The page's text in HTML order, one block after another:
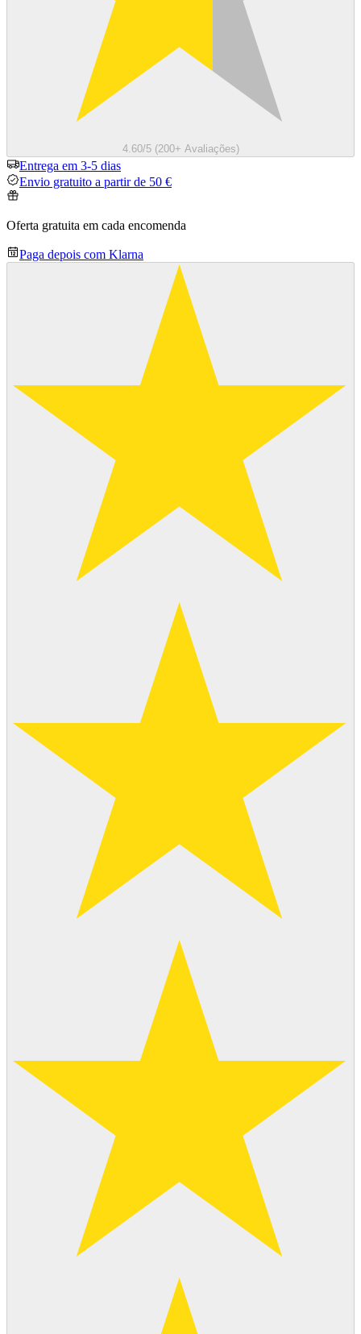
4.60/5 (200+ Avaliações)
Entrega em 3-5 dias
Envio gratuito a partir de 50 €
Oferta gratuita em cada encomenda
Paga depois com Klarna